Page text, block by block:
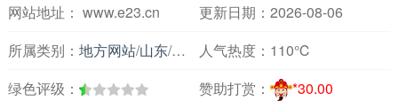
网站地址： www.e23.cn
更新日期：2026-08-06
所属类别： 地方网站/山东/新闻媒体人气热度： 110℃
绿色评级：
赞助打赏： *30.00